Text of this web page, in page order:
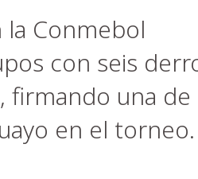
Conmebol
con seis
firmando una de
en el torneo.